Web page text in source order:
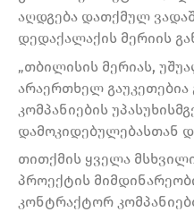
აღდგება დათქმულ
დედაქალაქის მერიის
„თბილისის მერიას,
არაერთხელ
კომპანიების
დამოკიდებულებასთან
თითქმის ყველა
პროექტის
კონტრაქტორ